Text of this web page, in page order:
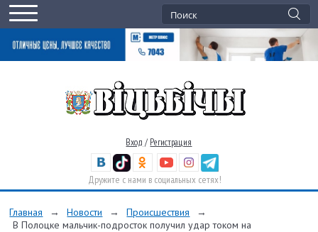
Вход / Регистрация
Дружите с нами в социальных сетях!
Главная → Новости → Происшествия
→
В Полоцке мальчик-подросток получил удар током на